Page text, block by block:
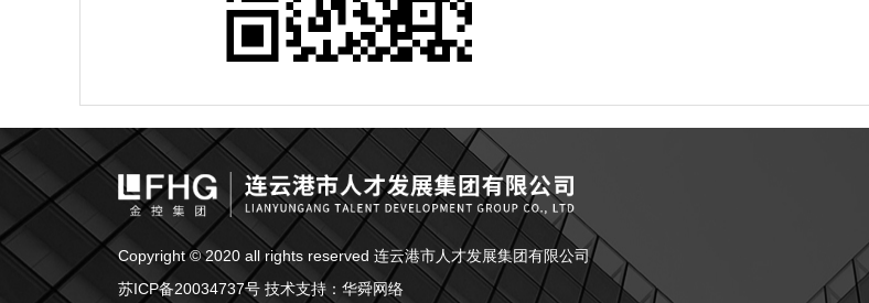
Copyright © 2020 all rights reserved 连云港市人才发展集团有限公司
苏ICP备20034737号 技术支持： 华舜网络